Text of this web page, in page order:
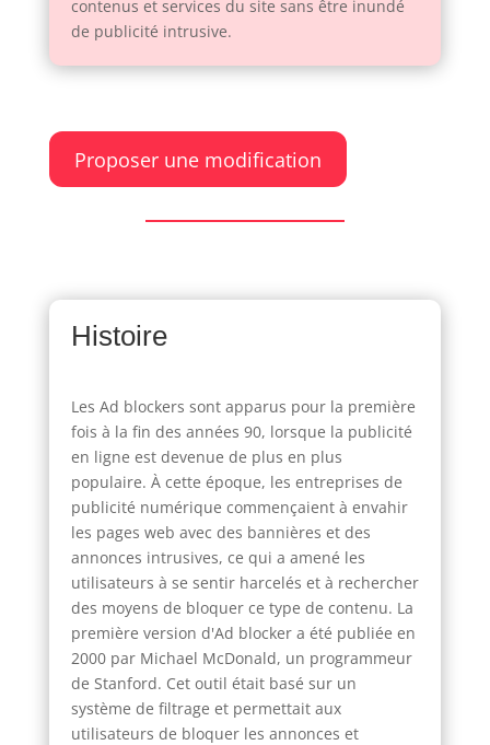
contenus et services du site sans être inundé
de publicité intrusive.
Proposer une modification
Histoire
Les Ad blockers sont apparus pour la première
fois à la fin des années 90, lorsque la publicité
en ligne est devenue de plus en plus
populaire. À cette époque, les entreprises de
publicité numérique commençaient à envahir
les pages web avec des bannières et des
annonces intrusives, ce qui a amené les
utilisateurs à se sentir harcelés et à rechercher
des moyens de bloquer ce type de contenu. La
première version d'Ad blocker a été publiée en
2000 par Michael McDonald, un programmeur
de Stanford. Cet outil était basé sur un
système de filtrage et permettait aux
utilisateurs de bloquer les annonces et